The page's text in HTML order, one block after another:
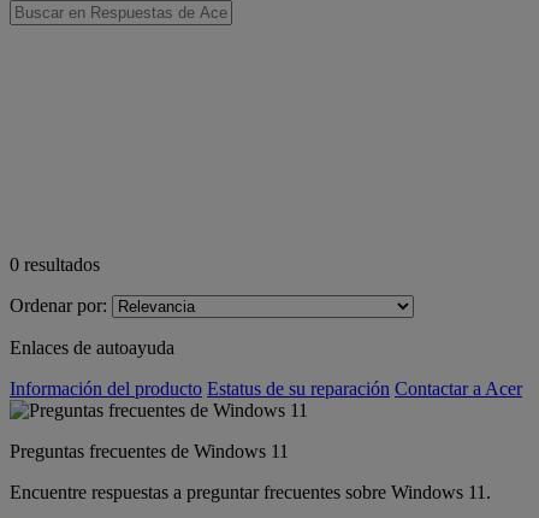
0 resultados
Ordenar por:
Enlaces de autoayuda
Información del producto Estatus de su reparación Contactar a Acer
Preguntas frecuentes de Windows 11
Encuentre respuestas a preguntar frecuentes sobre Windows 11.